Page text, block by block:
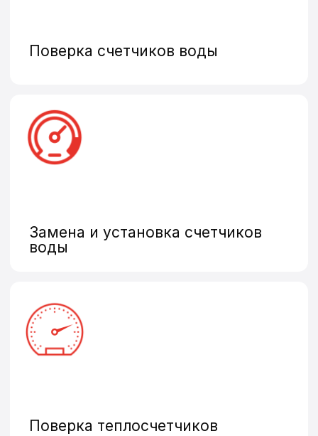
Оставить заявку
Общедомовые счетчики